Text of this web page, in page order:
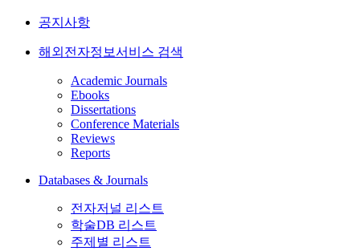
공지사항
해외전자정보서비스 검색
Academic Journals
Ebooks
Dissertations
Conference Materials
Reviews
Reports
Databases & Journals
전자저널 리스트
학술DB 리스트
주제별 리스트